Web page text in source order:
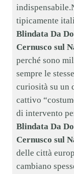
tipicamente
Blindata Da
Cernusco sul
perché sono
sempre le
curiosità su un
cattivo
di intervento
Blindata Da
Cernusco sul
delle città
cambiano